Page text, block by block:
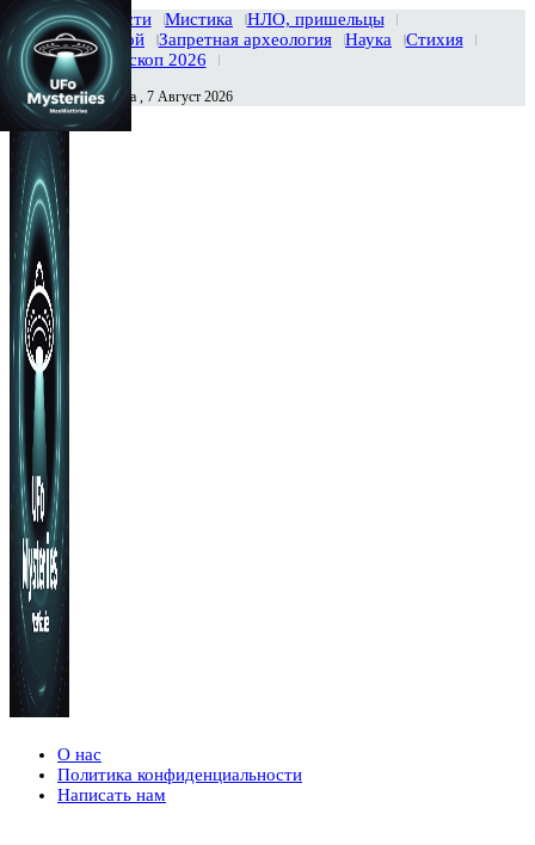
Главная Новости Мистика
НЛО, пришельцы
Тайны вселенной
Запретная археология Наука
Стихия
История
Гороскоп 2026
Сегодня Пятница , 7 Август 2026
О нас
Политика конфиденциальности
Написать нам